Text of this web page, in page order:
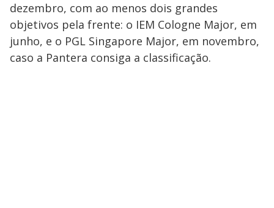
dezembro, com ao menos dois grandes
objetivos pela frente: o IEM Cologne Major, em
junho, e o PGL Singapore Major, em novembro,
caso a Pantera consiga a classificação.